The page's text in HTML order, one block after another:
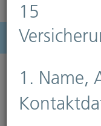
Menü
Feuer-
15
1. Name,